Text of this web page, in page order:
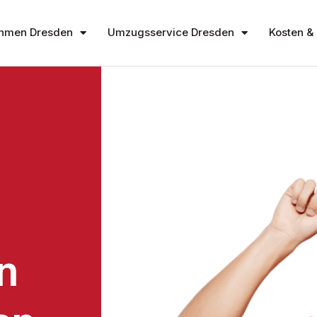
Dresden Umzugsservice Dresden Kosten &